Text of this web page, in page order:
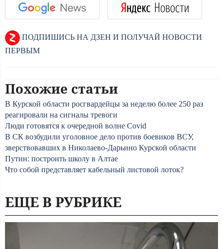
ПОДПИШИСЬ НА ДЗЕН И ПОЛУЧАЙ НОВОСТИ
ПЕРВЫМ
Похожие статьи
В Курской области росгвардейцы за неделю более 250 раз
реагировали на сигналы тревоги
Люди готовятся к очередной волне Covid
В СК возбудили уголовное дело против боевиков ВСУ,
зверствовавших в Николаево-Дарьино Курской области
Путин: построить школу в Алтае
Что собой представляет кабельный листовой лоток?
ЕЩЕ В РУБРИКЕ